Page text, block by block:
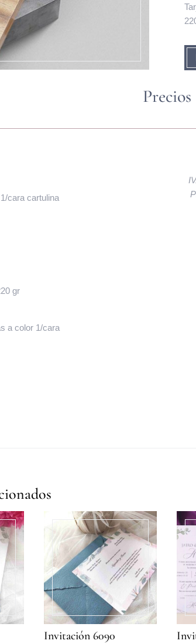
Precios
cara cartulina
gr
a color 1/cara
Invitación 6090